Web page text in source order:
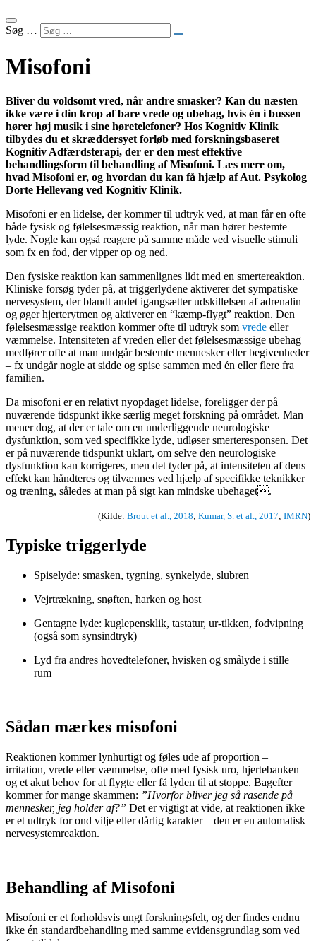
Søg …
Misofoni
Bliver du voldsomt vred, når andre smasker? Kan du næsten
ikke være i din krop af bare vrede og ubehag, hvis én i bussen
hører høj musik i sine høretelefoner? Hos Kognitiv Klinik
tilbydes du et skræddersyet forløb med forskningsbaseret
Kognitiv Adfærdsterapi, der er den mest effektive
behandlingsform til behandling af Misofoni. Læs mere om,
hvad Misofoni er, og hvordan du kan få hjælp af Aut. Psykolog
Dorte Hellevang ved Kognitiv Klinik.
Misofoni er en lidelse, der kommer til udtryk ved, at man får en ofte
både fysisk og følelsesmæssig reaktion, når man hører bestemte
lyde. Nogle kan også reagere på samme måde ved visuelle stimuli
som fx en fod, der vipper op og ned.
Den fysiske reaktion kan sammenlignes lidt med en smertereaktion.
Kliniske forsøg tyder på, at triggerlydene aktiverer det sympatiske
nervesystem, der blandt andet igangsætter udskillelsen af adrenalin
og øger hjerterytmen og aktiverer en “kæmp-flygt” reaktion. Den
følelsesmæssige reaktion kommer ofte til udtryk som vrede eller
væmmelse. Intensiteten af vreden eller det følelsesmæssige ubehag
medfører ofte at man undgår bestemte mennesker eller begivenheder
– fx undgår nogle at sidde og spise sammen med én eller flere fra
familien.
Da misofoni er en relativt nyopdaget lidelse, foreligger der på
nuværende tidspunkt ikke særlig meget forskning på området. Man
mener dog, at der er tale om en underliggende neurologiske
dysfunktion, som ved specifikke lyde, udløser smerteresponsen. Det
er på nuværende tidspunkt uklart, om selve den neurologiske
dysfunktion kan korrigeres, men det tyder på, at intensiteten af dens
effekt kan håndteres og tilvænnes ved hjælp af specifikke teknikker
og træning, således at man på sigt kan mindske ubehaget.
(Kilde: Brout et al., 2018; Kumar, S. et al., 2017; IMRN)
Typiske triggerlyde
Spiselyde: smasken, tygning, synkelyde, slubren
Vejrtrækning, snøften, harken og host
Gentagne lyde: kuglepensklik, tastatur, ur-tikken, fodvipning
(også som synsindtryk)
Lyd fra andres hovedtelefoner, hvisken og smålyde i stille
rum
Sådan mærkes misofoni
Reaktionen kommer lynhurtigt og føles ude af proportion –
irritation, vrede eller væmmelse, ofte med fysisk uro, hjertebanken
og et akut behov for at flygte eller få lyden til at stoppe. Bagefter
kommer for mange skammen: ”Hvorfor bliver jeg så rasende på
mennesker, jeg holder af?” Det er vigtigt at vide, at reaktionen ikke
er et udtryk for ond vilje eller dårlig karakter – den er en automatisk
nervesystemreaktion.
Behandling af Misofoni
Misofoni er et forholdsvis ungt forskningsfelt, og der findes endnu
ikke én standardbehandling med samme evidensgrundlag som ved